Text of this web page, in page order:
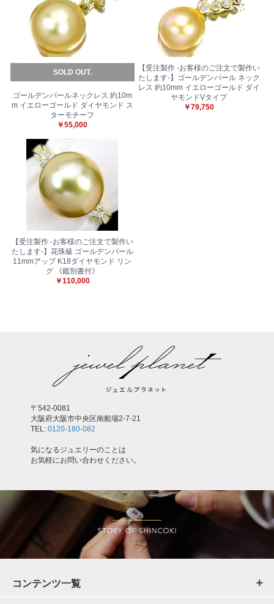
SOLD OUT.
ゴールデンパールネックレス 約10m
m イエローゴールド ダイヤモンド ス
ターモチーフ
￥55,000
【受注製作 -お客様のご注文で製作い
たします-】ゴールデンパール ネック
レス 約10mm イエローゴールド ダイ
ヤモンドVタイプ
￥79,750
【受注製作 -お客様のご注文で製作い
たします-】花珠級 ゴールデンパール
11mmアップ K18ダイヤモンド リン
グ 《鑑別書付》
￥110,000
お買い物を続ける
〒542-0081
大阪府大阪市中央区南船場2-7-21
TEL: 0120-180-082
気になるジュエリーのことは
お気軽にお問い合わせください。
コンテンツ一覧